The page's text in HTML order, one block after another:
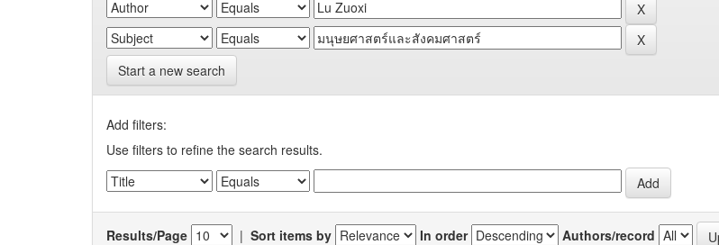
Start a new search
Add filters:
Use filters to refine the search results.
Results/Page | Sort items by In order Authors/record